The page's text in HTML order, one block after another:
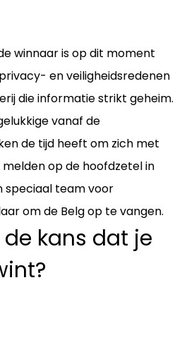
winnaar is op dit moment
en veiligheidsredenen
die informatie strikt geheim.
vanaf de
de tijd heeft om zich met
op de hoofdzetel in
speciaal team voor
om de Belg op te vangen.
kans dat je